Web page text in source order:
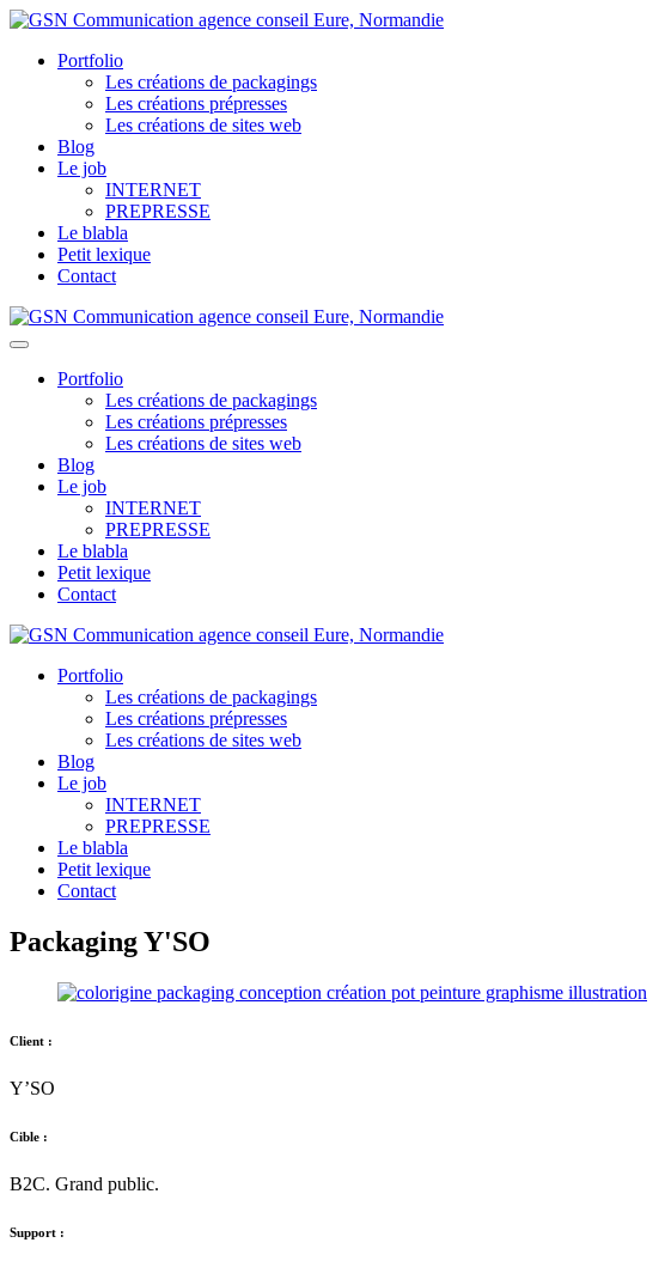
Portfolio
Les créations de packagings
Les créations prépresses
Les créations de sites web
Blog
Le job
INTERNET
PREPRESSE
Le blabla
Petit lexique
Contact
Portfolio
Les créations de packagings
Les créations prépresses
Les créations de sites web
Blog
Le job
INTERNET
PREPRESSE
Le blabla
Petit lexique
Contact
Portfolio
Les créations de packagings
Les créations prépresses
Les créations de sites web
Blog
Le job
INTERNET
PREPRESSE
Le blabla
Petit lexique
Contact
Packaging Y'SO
Client :
Y’SO
Cible :
B2C. Grand public.
Support :